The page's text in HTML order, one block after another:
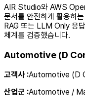
AIR Studio와 AWS
문서를 안전하게 활용하
RAG 또는 LLM Only 응
체계를 검증했습니다.
Automotive (D
고객사:Automotive (D
산업군 :Automotive /